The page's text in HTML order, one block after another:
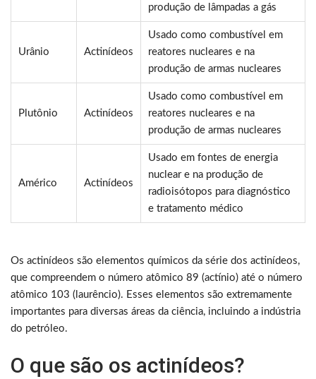
produção de lâmpadas a gás
Urânio Actinídeos
Usado como combustível em
reatores nucleares e na
produção de armas nucleares
Plutônio Actinídeos
Usado como combustível em
reatores nucleares e na
produção de armas nucleares
Américo Actinídeos
Usado em fontes de energia
nuclear e na produção de
radioisótopos para diagnóstico
e tratamento médico
Os actinídeos são elementos químicos da série dos actinídeos,
que compreendem o número atômico 89 (actínio) até o número
atômico 103 (laurêncio). Esses elementos são extremamente
importantes para diversas áreas da ciência, incluindo a indústria
do petróleo.
O que são os actinídeos?